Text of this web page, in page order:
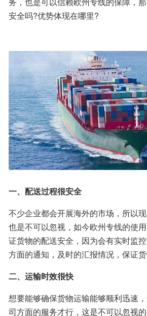
安全吗?优势体现在哪里?
一、配送过程很安全
不少企业都会开展海外的市场，所以
也是不可以忽视，如今欧州专线的使
证货物的配送安全，因为会有实时监
方面的通知，及时的汇报情况，保证货
二、运输时效很快
想要能够确保货物运输能够顺利迅速
司方面的服务才行，这是不可以忽视